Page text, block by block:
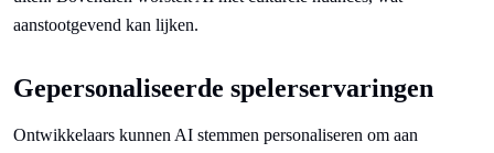
aanstootgevend kan lijken.
Gepersonaliseerde spelerservaringen
Ontwikkelaars kunnen AI stemmen personaliseren om aan